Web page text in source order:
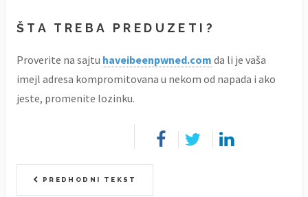
ŠTA TREBA PREDUZETI?
Proverite na sajtu haveibeenpwned.com da li je vaša
imejl adresa kompromitovana u nekom od napada i ako
jeste, promenite lozinku.
PREDHODNI TEKST